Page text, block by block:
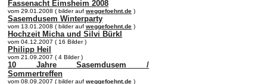
Fassenacht Eimsheim 2008
vom 29.01.2008 ( bilder auf weggefoehnt.de )
Sasemdusem Winterparty
vom 13.01.2008 ( bilder auf weggefoehnt.de )
Hochzeit Micha und Silvi Bürkl
vom 04.12.2007 ( 16 Bilder )
Philipp Heil
vom 21.09.2007 ( 4 Bilder )
10 Jahre Sasemdusem /
Sommertreffen
vom 08.09.2007 ( bilder auf weggefoehnt.de )